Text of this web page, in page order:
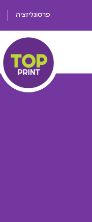
פרסונליזציה